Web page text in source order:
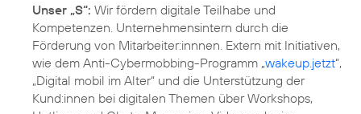
Unser „S“: Wir fördern digitale Teilhabe und
Kompetenzen. Unternehmensintern durch die
Förderung von Mitarbeiter:innnen. Extern mit Initiativen,
wie dem Anti-Cybermobbing-Programm „wakeup.jetzt“,
„Digital mobil im Alter“ und die Unterstützung der
Kund:innen bei digitalen Themen über Workshops,